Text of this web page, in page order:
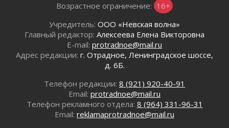
01 августа 2026
Болезнь девственниц и вампиров
01 августа 2026
Безмолвный крик о помощи
01 августа 2026
01 августа 2026
Без заявлений и очередей
01 августа 2026
Не женское это дело...уверены?
Возрастное ограничение: 16+
Учредитель: ООО «Невская волна»
Главный редактор: Алексеева Елена Викторовна
E-mail: protradnoe@mail.ru
Адрес редакции: г. Отрадное, Ленинградское шоссе,
д. 6Б.
Телефон редакции: 8 (921) 920-40-91
Email: protradnoe@mail.ru
Телефон рекламного отдела: 8 (964) 331-96-31
Email: reklamaprotradnoe@mail.ru